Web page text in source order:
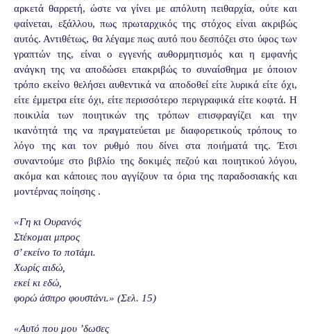
αρκετά θαρρετή, ώστε να γίνει με απόλυτη πειθαρχία, ούτε και
φαίνεται, εξάλλου, πως πρωταρχικός της στόχος είναι ακριβώς
αυτός. Αντιθέτως, θα λέγαμε πως αυτό που δεσπόζει στο ύφος των
γραπτών της, είναι ο εγγενής αυθορμητισμός και η εμφανής
ανάγκη της να αποδώσει επακριβώς το συναίσθημα με όποιον
τρόπο εκείνο θελήσει αυθεντικά να αποδοθεί είτε λυρικά είτε όχι,
είτε έμμετρα είτε όχι, είτε περισσότερο περιγραφικά είτε κοφτά. Η
ποικιλία των ποιητικών της τρόπων επισφραγίζει και την
ικανότητά της να πραγματεύεται με διαφορετικούς τρόπους το
λόγο της και τον ρυθμό που δίνει στα ποιήματά της. Έτσι
συναντούμε στο βιβλίο της δοκιμές πεζού και ποιητικού λόγου,
ακόμα και κάποιες που αγγίζουν τα όρια της παραδοσιακής και
μοντέρνας ποίησης .
«Γη κι Ουρανός
Στέκομαι μπρος
σ’ εκείνο το ποτάμι.
Χωρίς αιδώ,
εκεί κι εδώ,
φορώ άσπρο φουστάνι.» (Σελ. 15)
«Αυτό που μου ’δωσες